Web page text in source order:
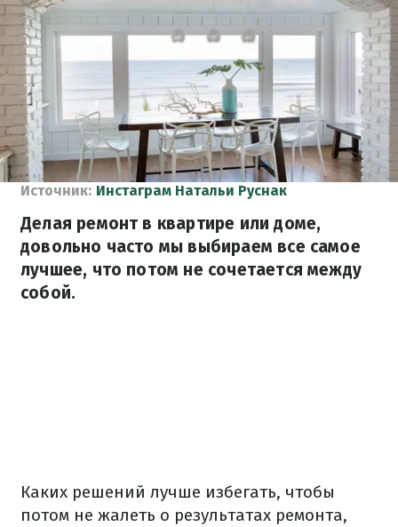
Источник: Инстаграм Натальи Руснак
Делая ремонт в квартире или доме,
довольно часто мы выбираем все самое
лучшее, что потом не сочетается между
собой.
Каких решений лучше избегать, чтобы
потом не жалеть о результатах ремонта,